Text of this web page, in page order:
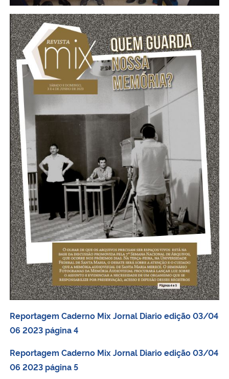
Reportagem Caderno Mix Jornal Diario edição 03/04
06 2023 página 4
Reportagem Caderno Mix Jornal Diario edição 03/04
06 2023 página 5